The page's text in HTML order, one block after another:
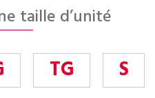
taille d’unité
TG S